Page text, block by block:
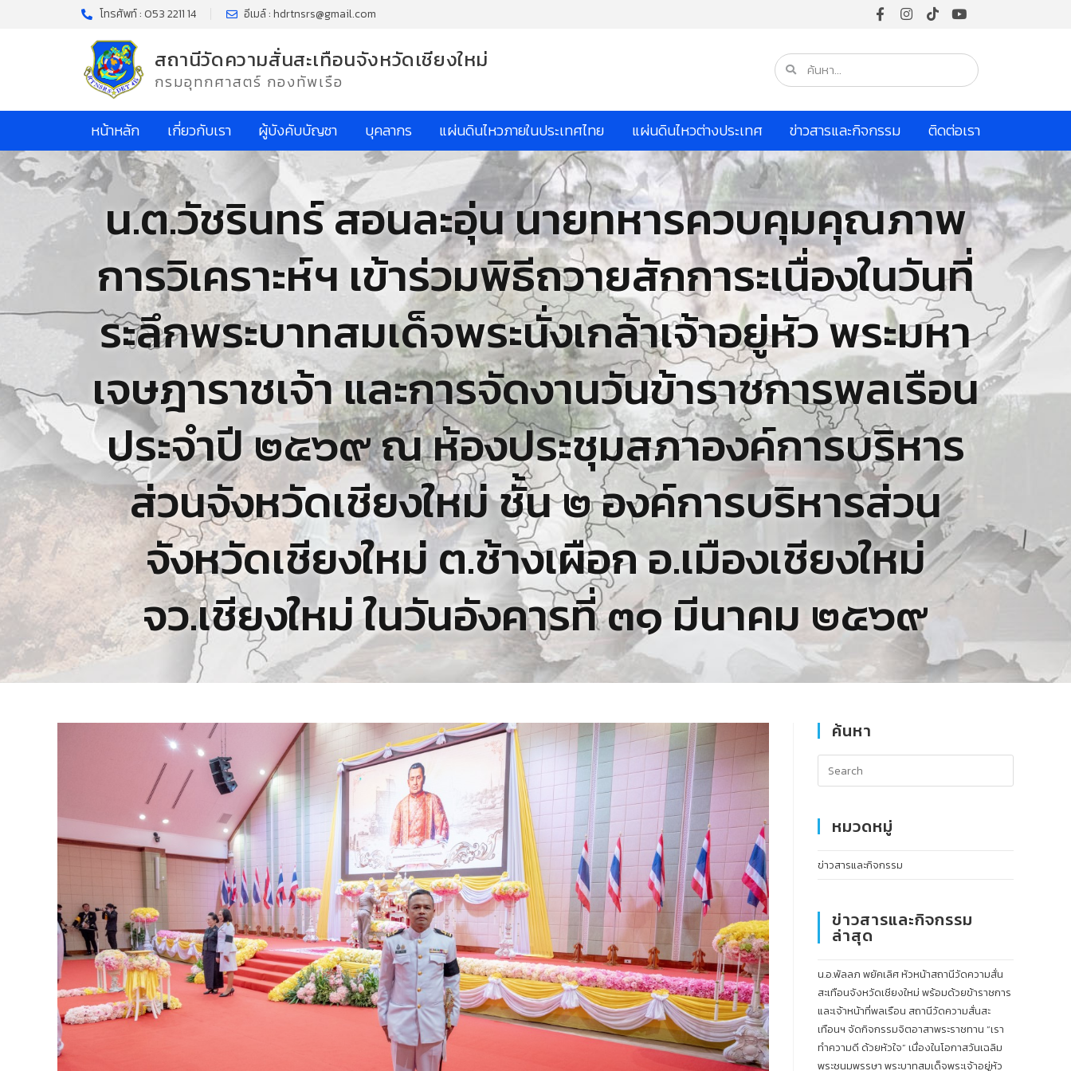
โทรศัพท์ : 053 2211 14 อีเมล์ : hdrtnsrs@gmail.com
สถานีวัดความสั่นสะเทือนจังหวัดเชียงใหม่
กรมอุทกศาสตร์ กองทัพเรือ
หน้าหลัก เกี่ยวกับเรา ผู้บังคับบัญชา บุคลากร แผ่นดินไหวภายในประเทศไทย แผ่นดินไหวต่างประเทศ ข่าวสารและกิจกรรม ติดต่อเรา
น.ต.วัชรินทร์ สอนละอุ่น นายทหารควบคุมคุณภาพ
การวิเคราะห์ฯ เข้าร่วมพิธีถวายสักการะเนื่องในวันที่
ระลึกพระบาทสมเด็จพระนั่งเกล้าเจ้าอยู่หัว พระมหา
เจษฎาราชเจ้า และการจัดงานวันข้าราชการพลเรือน
ประจำปี ๒๕๖๙ ณ ห้องประชุมสภาองค์การบริหาร
ส่วนจังหวัดเชียงใหม่ ชั้น ๒ องค์การบริหารส่วน
จังหวัดเชียงใหม่ ต.ช้างเผือก อ.เมืองเชียงใหม่
จว.เชียงใหม่ ในวันอังคารที่ ๓๑ มีนาคม ๒๕๖๙
ค้นหา
หมวดหมู่
ข่าวสารและกิจกรรม
ข่าวสารและกิจกรรม
ล่าสุด
น.อ.พัลลภ พยัคเลิศ หัวหน้าสถานีวัดความสั่น
สะเทือนจังหวัดเชียงใหม่ พร้อมด้วยข้าราชการ
และเจ้าหน้าที่พลเรือน สถานีวัดความสั่นสะ
เทือนฯ จัดกิจกรรมจิตอาสาพระราชทาน “เรา
ทำความดี ด้วยหัวใจ” เนื่องในโอกาสวันเฉลิม
พระชนมพรรษา พระบาทสมเด็จพระเจ้าอยู่หัว